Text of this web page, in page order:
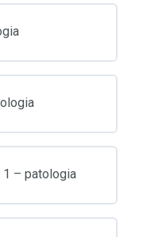
1 – patologia